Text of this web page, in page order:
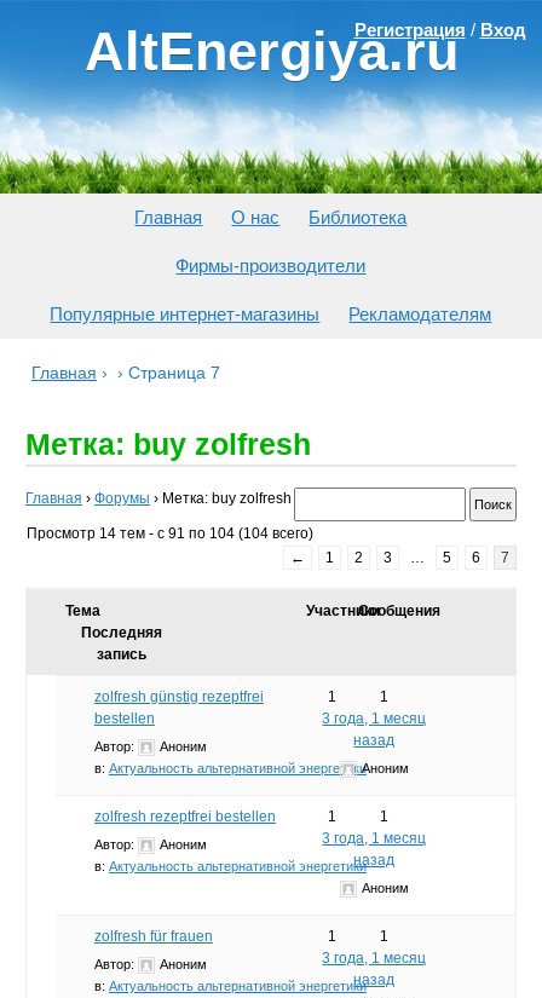
AltEnergiya.ru
Регистрация / Вход
Главная О нас Библиотека
Фирмы-производители
Популярные интернет-магазины Рекламодателям
Главная › › Страница 7
Метка: buy zolfresh
Главная › Форумы › Метка: buy zolfresh
Просмотр 14 тем - с 91 по 104 (104 всего)
←
1 2 3 5 6 7
Тема УчастникиСообщения
Последняя
запись
zolfresh günstig rezeptfrei
bestellen
Автор:
Аноним
в: Актуальность альтернативной энергетики
1
1
3 года, 1 месяц
назад
Аноним
zolfresh rezeptfrei bestellen
Автор:
Аноним
в: Актуальность альтернативной энергетики
1
1
3 года, 1 месяц
назад
Аноним
zolfresh für frauen
Автор:
Аноним
в: Актуальность альтернативной энергетики
1
1
3 года, 1 месяц
назад